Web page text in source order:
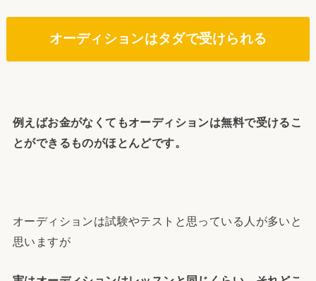
オーディションはタダで受けられる
例えばお金がなくてもオーディションは無料で受けるこ
とができるものがほとんどです。
オーディションは試験やテストと思っている人が多いと
思いますが